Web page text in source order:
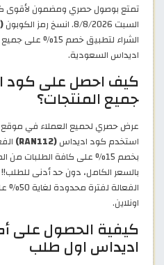
تمتع بوصول حصري ومضمون لأقوى
السبت 8/8/2026. انسخ رمز الكوبون
(RAN112)
الشراء لتطبيق
اديداس السعودية.
كيف احصل على كود
جميع المنتجات؟
عرض حصري لحميع العملاء في موقع
استخدم كود اديداس(RAN112)
بخصم 15% على كافة الطلبات
بالسعر الكامل، دون حد أدنى
اونلاين.
كيفية الحصول على
اديداس اول طلب